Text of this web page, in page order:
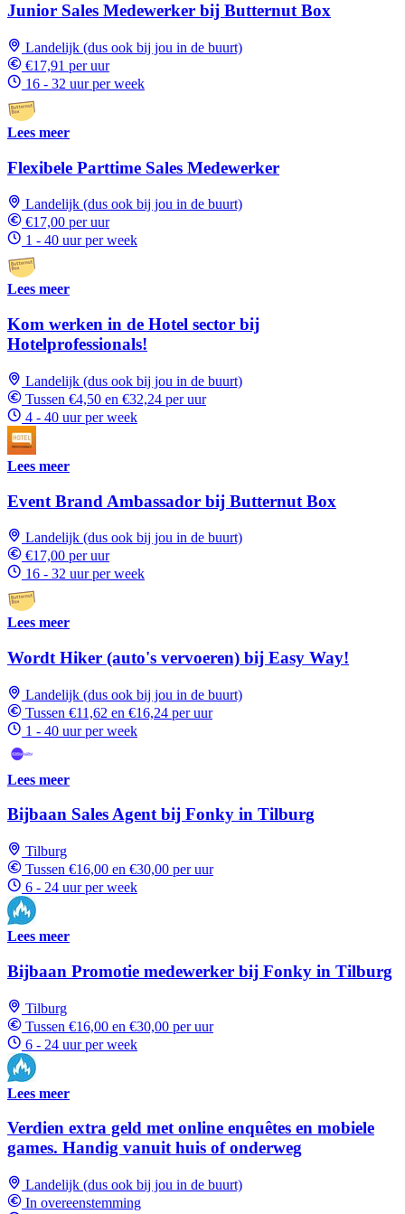
Junior Sales Medewerker bij Butternut Box
Landelijk (dus ook bij jou in de buurt)
€17,91 per uur
16 - 32 uur per week
Lees meer
Flexibele Parttime Sales Medewerker
Landelijk (dus ook bij jou in de buurt)
€17,00 per uur
1 - 40 uur per week
Lees meer
Kom werken in de Hotel sector bij
Hotelprofessionals!
Landelijk (dus ook bij jou in de buurt)
Tussen €4,50 en €32,24 per uur
4 - 40 uur per week
Lees meer
Event Brand Ambassador bij Butternut Box
Landelijk (dus ook bij jou in de buurt)
€17,00 per uur
16 - 32 uur per week
Lees meer
Wordt Hiker (auto's vervoeren) bij Easy Way!
Landelijk (dus ook bij jou in de buurt)
Tussen €11,62 en €16,24 per uur
1 - 40 uur per week
Lees meer
Bijbaan Sales Agent bij Fonky in Tilburg
Tilburg
Tussen €16,00 en €30,00 per uur
6 - 24 uur per week
Lees meer
Bijbaan Promotie medewerker bij Fonky in Tilburg
Tilburg
Tussen €16,00 en €30,00 per uur
6 - 24 uur per week
Lees meer
Verdien extra geld met online enquêtes en mobiele
games. Handig vanuit huis of onderweg
Landelijk (dus ook bij jou in de buurt)
In overeenstemming